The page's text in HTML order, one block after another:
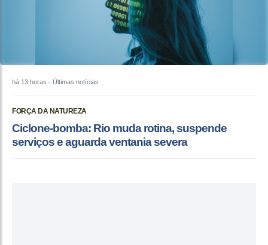
há 13 horas - Últimas notícias
FORÇA DA NATUREZA
Ciclone-bomba: Rio muda rotina, suspende
serviços e aguarda ventania severa